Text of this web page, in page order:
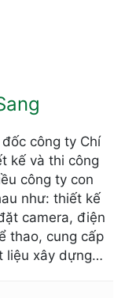
công ty Chí
kế và thi công
công ty con
như: thiết kế
camera, điện
thao, cung cấp
liệu xây dựng…